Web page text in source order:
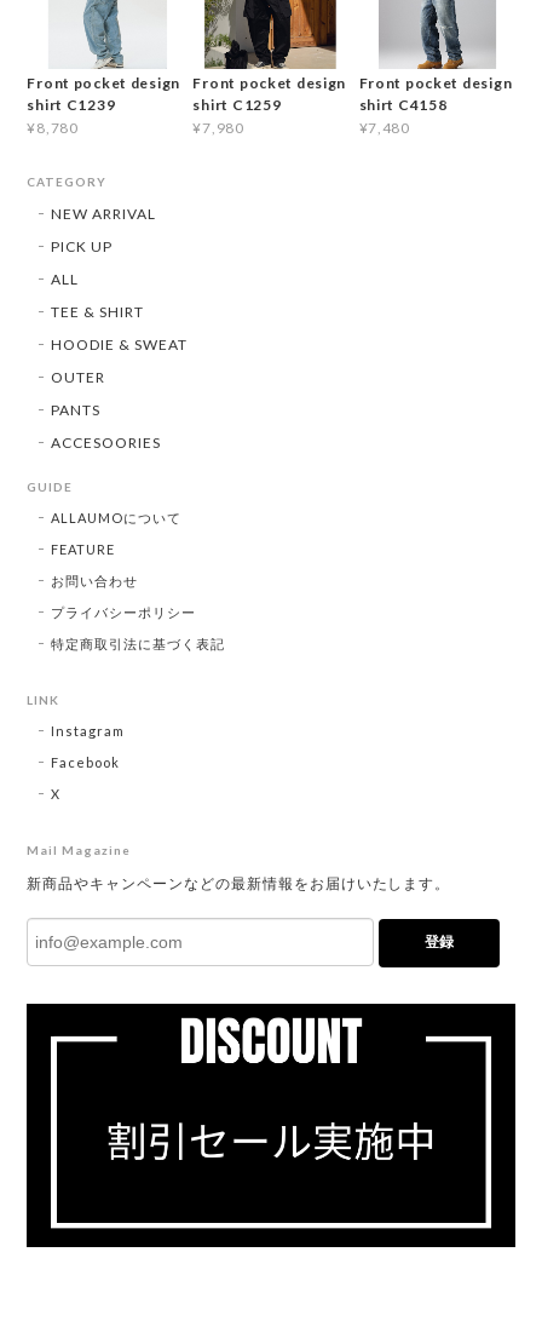
Front pocket design
shirt C1239
¥8,780
Front pocket design
shirt C1259
¥7,980
Front pocket design
shirt C4158
¥7,480
CATEGORY
NEW ARRIVAL
PICK UP
ALL
TEE & SHIRT
HOODIE & SWEAT
OUTER
PANTS
ACCESOORIES
GUIDE
ALLAUMOについて
FEATURE
お問い合わせ
プライバシーポリシー
特定商取引法に基づく表記
LINK
Instagram
Facebook
X
Mail Magazine
新商品やキャンペーンなどの最新情報をお届けいたします。
登録